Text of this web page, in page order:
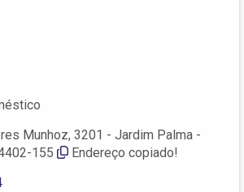
Munhoz, 3201 - Jardim Palma -
155
Endereço copiado!